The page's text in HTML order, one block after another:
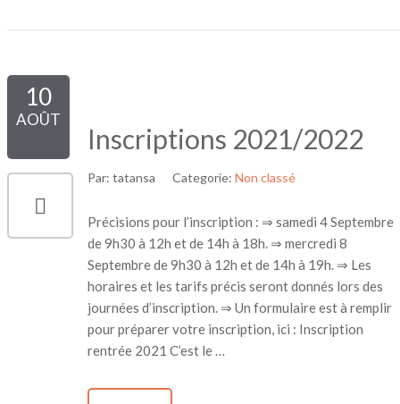
10
AOÛT
Inscriptions 2021/2022
Par: tatansa Categorie: Non classé
Précisions pour l’inscription : ⇒ samedi 4 Septembre
de 9h30 à 12h et de 14h à 18h. ⇒ mercredi 8
Septembre de 9h30 à 12h et de 14h à 19h. ⇒ Les
horaires et les tarifs précis seront donnés lors des
journées d’inscription. ⇒ Un formulaire est à remplir
pour préparer votre inscription, ici : Inscription
rentrée 2021 C’est le …